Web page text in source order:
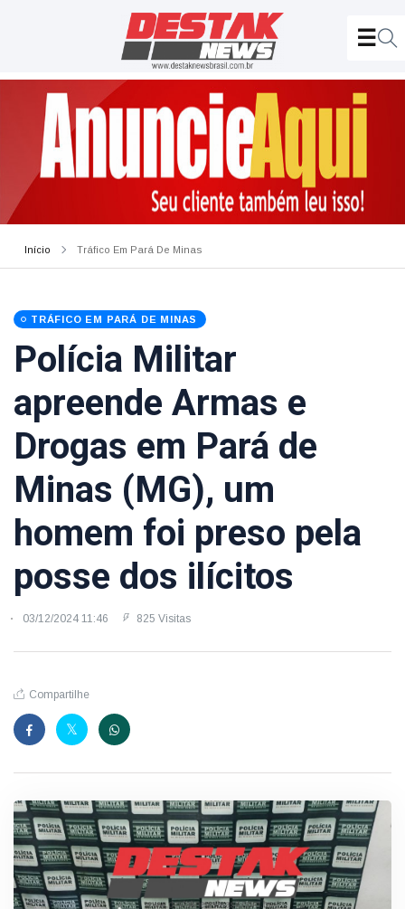
Início Tráfico Em Pará De Minas
TRÁFICO EM PARÁ DE MINAS
Polícia Militar
apreende Armas e
Drogas em Pará de
Minas (MG), um
homem foi preso pela
posse dos ilícitos
03/12/2024 11:46 825 Visitas
Compartilhe